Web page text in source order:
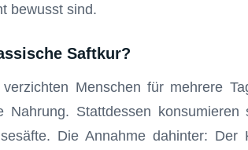
bewusst sind.
Saftkur?
Menschen für mehrere
Stattdessen konsumieren
Die Annahme dahinter: Der